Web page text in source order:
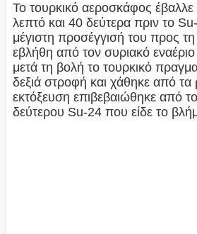
Το τουρκικό αεροσκάφος
λεπτό και 40 δεύτερα πριν το
μέγιστη προσέγγισή του προς
εβλήθη από τον συριακό
μετά τη βολή το τουρκικό
δεξιά στροφή και χάθηκε από
εκτόξευση επιβεβαιώθηκε από
δεύτερου Su-24 που είδε το